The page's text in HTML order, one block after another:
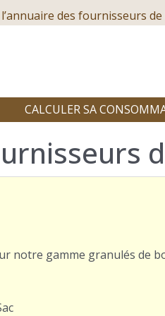
des fournisseurs
CALCULER SA
notre gamme granulés de